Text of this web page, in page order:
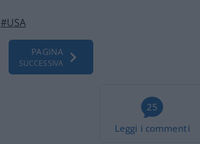
#USA
PAGINA
SUCCESSIVA
25
Leggi i commenti